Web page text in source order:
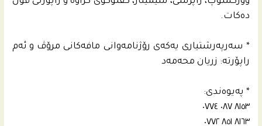
دەکات.
* سەرپەرشتیاری یەکەی رۆژنامەوانی مافەکانی مرۆڤ و ئەم
راپۆرتە: زریان محەمەد
* پەیوەندی:
‭٠٧٧٤ ٠٨٧ ٨١٥٣‬
‭٠٧٧٢ ٨٥١ ٨١٦٣